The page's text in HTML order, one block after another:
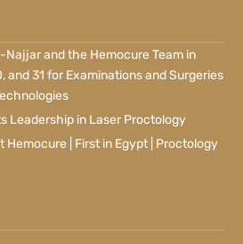
Najjar and the Hemocure Team in
and 31 for Examinations and Surgeries
Leadership in Laser Proctology
Hemocure | First in Egypt | Proctology